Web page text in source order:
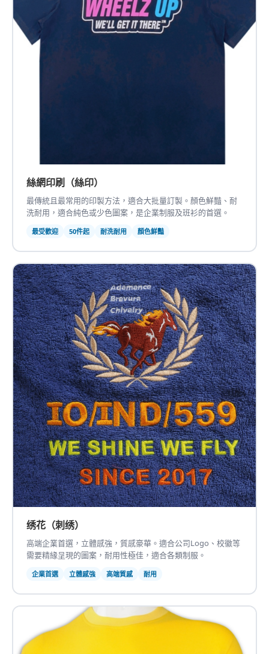
絲網印刷（絲印）
最傳統且最常用的印製方法，適合大批量訂製。顏色鮮豔、耐
洗耐用，適合純色或少色圖案，是企業制服及班衫的首選。
最受歡迎 50件起 耐洗耐用 顏色鮮豔
绣花（刺绣）
高端企業首選，立體感強，質感豪華。適合公司Logo、校徽等
需要精緣呈現的圖案，耐用性極佳，適合各類制服。
企業首選 立體感強 高端質感 耐用